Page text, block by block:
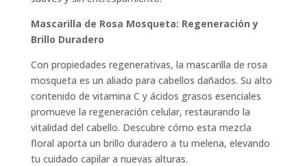
Mascarilla de Rosa Mosqueta: Regeneración y
Brillo Duradero
Con propiedades regenerativas, la mascarilla de rosa
mosqueta es un aliado para cabellos dañados. Su alto
contenido de vitamina C y ácidos grasos esenciales
promueve la regeneración celular, restaurando la
vitalidad del cabello. Descubre cómo esta mezcla
floral aporta un brillo duradero a tu melena, elevando
tu cuidado capilar a nuevas alturas.